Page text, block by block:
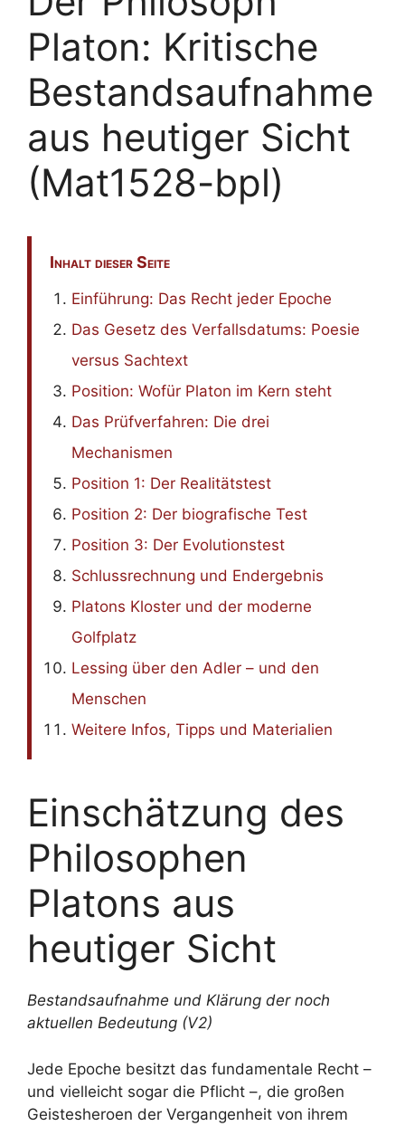
Platon: Kritische
Bestandsaufnahme
aus heutiger Sicht
(Mat1528-bpl)
Inhalt dieser Seite
Einführung: Das Recht jeder Epoche
Das Gesetz des Verfallsdatums: Poesie
versus Sachtext
Position: Wofür Platon im Kern steht
Das Prüfverfahren: Die drei
Mechanismen
Position 1: Der Realitätstest
Position 2: Der biografische Test
Position 3: Der Evolutionstest
Schlussrechnung und Endergebnis
Platons Kloster und der moderne
Golfplatz
Lessing über den Adler – und den
Menschen
Weitere Infos, Tipps und Materialien
Einschätzung des
Philosophen
Platons aus
heutiger Sicht
Bestandsaufnahme und Klärung der noch
aktuellen Bedeutung (V2)
Jede Epoche besitzt das fundamentale Recht –
und vielleicht sogar die Pflicht –, die großen
Geistesheroen der Vergangenheit von ihrem